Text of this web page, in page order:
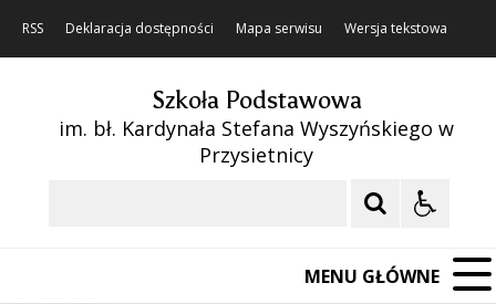
RSS Deklaracja dostępności Mapa serwisu Wersja tekstowa
Szkoła Podstawowa
im. bł. Kardynała Stefana Wyszyńskiego w
Przysietnicy
MENU GŁÓWNE